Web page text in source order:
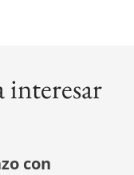
interesar
con